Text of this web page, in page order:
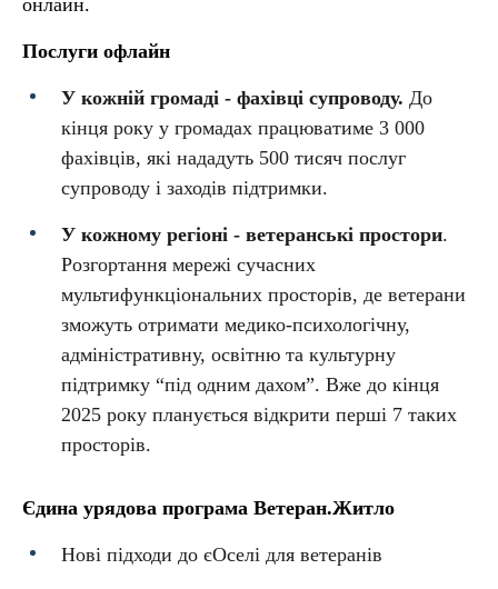
онлайн.
Послуги офлайн
У кожній громаді - фахівці супроводу. До
кінця року у громадах працюватиме 3 000
фахівців, які нададуть 500 тисяч послуг
супроводу і заходів підтримки.
У кожному регіоні - ветеранські простори.
Розгортання мережі сучасних
мультифункціональних просторів, де ветерани
зможуть отримати медико-психологічну,
адміністративну, освітню та культурну
підтримку “під одним дахом”. Вже до кінця
2025 року планується відкрити перші 7 таких
просторів.
Єдина урядова програма Ветеран.Житло
Нові підходи до єОселі для ветеранів